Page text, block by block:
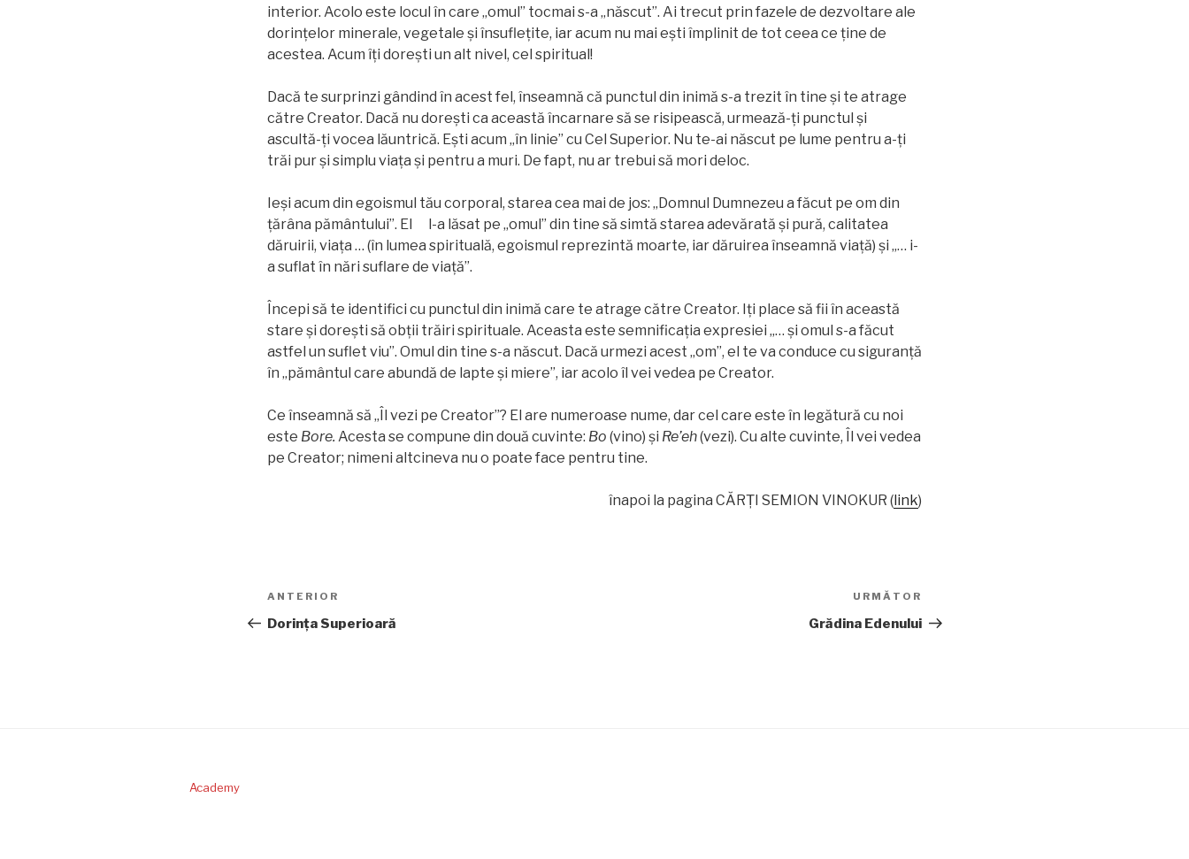
interior. Acolo este locul în care „omul” tocmai s-a „născut”. Ai trecut prin fazele de dezvoltare ale
dorințelor minerale, vegetale şi însufleţite, iar acum nu mai eşti împlinit de tot ceea ce ţine de
acestea. Acum îţi doreşti un alt nivel, cel spiritual!
Dacă te surprinzi gândind în acest fel, înseamnă că punctul din inimă s-a trezit în tine și te atrage
către Creator. Dacă nu doreşti ca această încarnare să se risipească, urmează-ţi punctul și
ascultă-ți vocea lăuntrică. Eşti acum „în linie” cu Cel Superior. Nu te-ai născut pe lume pentru a-ţi
trăi pur și simplu viața și pentru a muri. De fapt, nu ar trebui să mori deloc.
Ieși acum din egoismul tău corporal, starea cea mai de jos: „Domnul Dumnezeu a făcut pe om din
ţărâna pământului”. El l-a lăsat pe „omul” din tine să simtă starea adevărată și pură, calitatea
dăruirii, viața … (în lumea spirituală, egoismul reprezintă moarte, iar dăruirea înseamnă viață) şi „… i-
a suflat în nări suflare de viaţă”.
Începi să te identifici cu punctul din inimă care te atrage către Creator. Iţi place să fii în această
stare și doreşti să obții trăiri spirituale. Aceasta este semnificaţia expresiei „… și omul s-a făcut
astfel un suflet viu”. Omul din tine s-a născut. Dacă urmezi acest „om”, el te va conduce cu siguranță
în „pământul care abundă de lapte și miere”, iar acolo îl vei vedea pe Creator.
Ce înseamnă să „Îl vezi pe Creator”? El are numeroase nume, dar cel care este în legătură cu noi
este Bore. Acesta se compune din două cuvinte: Bo (vino) și Re’eh(vezi). Cu alte cuvinte, Îl vei vedea
pe Creator; nimeni altcineva nu o poate face pentru tine.
înapoi la pagina CĂRŢI SEMION VINOKUR (link)
Navigare
în
Articolul
anterior
ANTERIOR
Dorinţa Superioară
următor
URMĂTOR
Grădina Edenului
Academy